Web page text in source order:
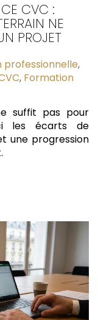
CVC :
NE
PROJET
professionnelle,
, Formation
suffit pas pour
les écarts de
une progression